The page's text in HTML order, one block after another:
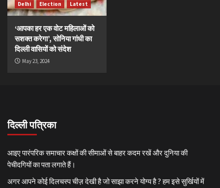
Delhi Election Latest
‘आपका हर एक वोट महिलाओं को
सशक्त करेगा’, सोनिया गांधी का
दिल्ली वासियों को संदेश
May 23, 2024
दिल्ली पत्रिका
आइए पारंपरिक समाचार कक्षों की सीमाओं से बाहर कदम रखें और दुनिया की
पेचीदगियों का पता लगाते हैं।
अगर आपने कोई दिलचस्प चीज़ देखी है जो साझा करने योग्य है ? हम इसे सुर्खियों में